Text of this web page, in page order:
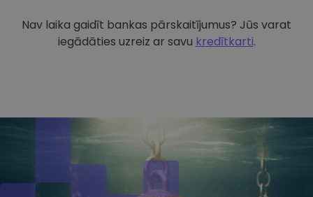
Nav laika gaidīt bankas pārskaitījumus? Jūs varat
iegādāties uzreiz ar savu kredītkarti.